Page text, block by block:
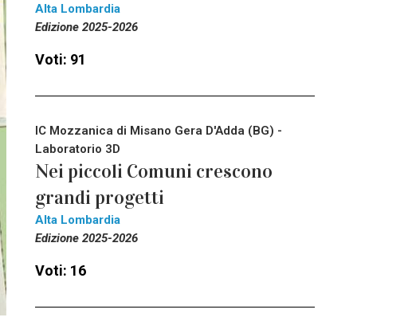
Alta Lombardia
Edizione 2025-2026
Voti: 91
IC Mozzanica di Misano Gera D'Adda (BG) -
Laboratorio 3D
Nei piccoli Comuni crescono
grandi progetti
Alta Lombardia
Edizione 2025-2026
Voti: 16